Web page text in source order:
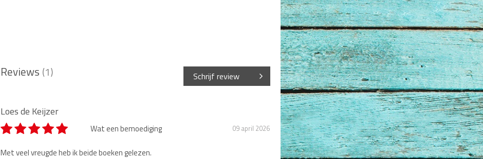
Reviews (1) Schrijf review
Loes de Keijzer
Wat een bemoediging 09 april 2026
Met veel vreugde heb ik beide boeken gelezen.